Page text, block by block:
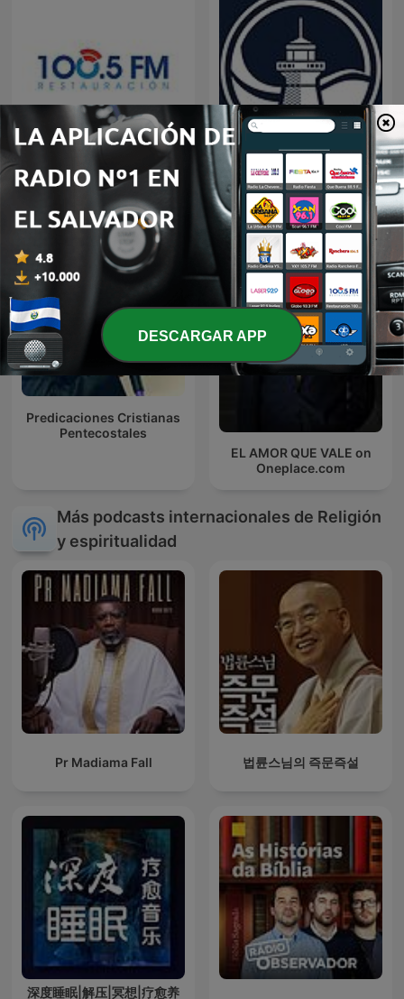
Restauracion Predicaciones Cristianas
Predicaciones Cristianas
Pentecostales
EL AMOR QUE VALE on
Oneplace.com
Más podcasts internacionales de Religión
y espiritualidad
Pr Madiama Fall 법륜스님의 즉문즉설
深度睡眠|解压|冥想|疗愈养
DESCARGAR APP